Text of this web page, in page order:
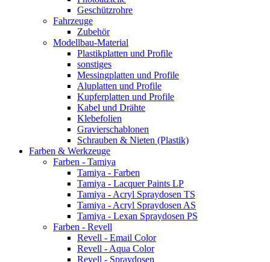
Geschützrohre
Fahrzeuge
Zubehör
Modellbau-Material
Plastikplatten und Profile
sonstiges
Messingplatten und Profile
Aluplatten und Profile
Kupferplatten und Profile
Kabel und Drähte
Klebefolien
Gravierschablonen
Schrauben & Nieten (Plastik)
Farben & Werkzeuge
Farben - Tamiya
Tamiya - Farben
Tamiya - Lacquer Paints LP
Tamiya - Acryl Spraydosen TS
Tamiya - Acryl Spraydosen AS
Tamiya - Lexan Spraydosen PS
Farben - Revell
Revell - Email Color
Revell - Aqua Color
Revell - Spraydosen